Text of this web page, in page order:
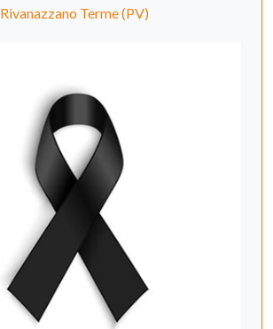
Rivanazzano Terme (PV)